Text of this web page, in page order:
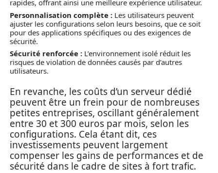
rapides, offrant ainsi une meilleure expérience utilisateur.
Personnalisation complète : Les utilisateurs peuvent
ajuster les configurations selon leurs besoins, que ce soit
pour des applications spécifiques ou des exigences de
sécurité.
Sécurité renforcée : L’environnement isolé réduit les
risques de violation de données causés par d’autres
utilisateurs.
En revanche, les coûts d’un serveur dédié
peuvent être un frein pour de nombreuses
petites entreprises, oscillant généralement
entre 30 et 300 euros par mois, selon les
configurations. Cela étant dit, ces
investissements peuvent largement
compenser les gains de performances et de
sécurité dans le cadre de sites à fort trafic.